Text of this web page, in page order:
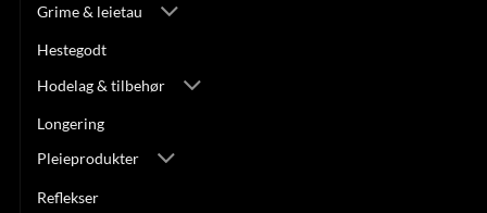
Grime & leietau
Hestegodt
Hodelag & tilbehør
Longering
Pleieprodukter
Reflekser